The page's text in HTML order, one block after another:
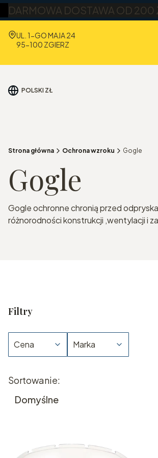
DARMOWA DOSTAWA OD 200
Adres:
UL. 1-GO MAJA 24
95-100 ZGIERZ
POLSKI ZŁ
Strona główna Ochrona wzroku Gogle
Gogle
Gogle ochronne chronią przed
różnorodności konstrukcji ,wentylacji i
Filtry
Cena Marka
Lista
Sortowanie:
Domyślne